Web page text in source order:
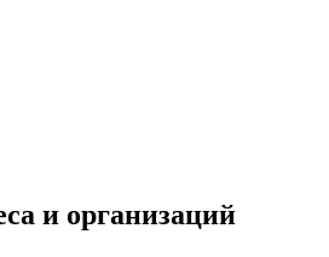
и организаций